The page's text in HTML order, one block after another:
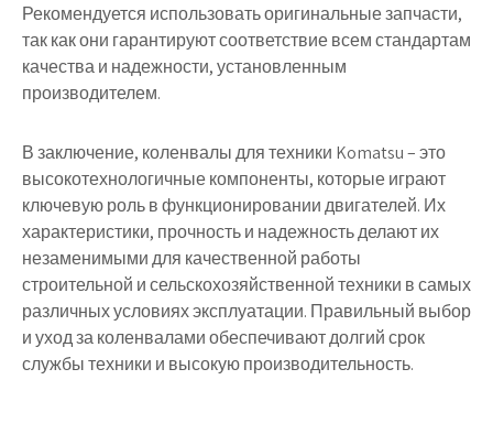
Рекомендуется использовать оригинальные запчасти,
так как они гарантируют соответствие всем стандартам
качества и надежности, установленным
производителем.
В заключение, коленвалы для техники Komatsu – это
высокотехнологичные компоненты, которые играют
ключевую роль в функционировании двигателей. Их
характеристики, прочность и надежность делают их
незаменимыми для качественной работы
строительной и сельскохозяйственной техники в самых
различных условиях эксплуатации. Правильный выбор
и уход за коленвалами обеспечивают долгий срок
службы техники и высокую производительность.